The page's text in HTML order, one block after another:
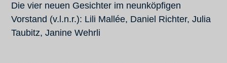
Die vier neuen Gesichter im neunköpfigen
Vorstand (v.l.n.r.): Lili Mallée, Daniel Richter, Julia
Taubitz, Janine Wehrli